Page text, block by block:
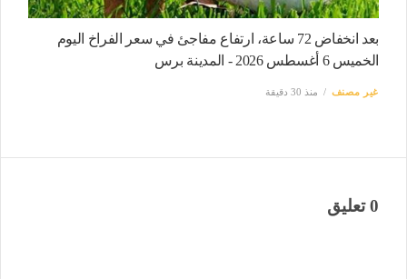
بعد انخفاض 72 ساعة، ارتفاع مفاجئ في سعر الفراخ اليوم
الخميس 6 أغسطس 2026 - المدينة برس
غير مصنف منذ 30 دقيقة
0 تعليق